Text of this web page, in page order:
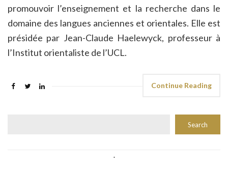
promouvoir l’enseignement et la recherche dans le
domaine des langues anciennes et orientales. Elle est
présidée par Jean-Claude Haelewyck, professeur à
l’Institut orientaliste de l’UCL.
Continue Reading
Search
.